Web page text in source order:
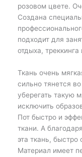
розовом цвете.
Создана
подходит для
отдыха,
Ткань очень
сильно тянется
уберегать такую
исключить
Пот быстро и
ткани. А
эта ткань, быстро
Материал имеет